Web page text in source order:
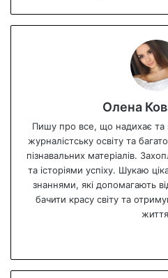
Олена
Пишу про все, що надихає
журналістську освіту та
пізнавальних матеріалів.
та історіями успіху. Шукаю
знаннями, які допомагають
бачити красу світу та